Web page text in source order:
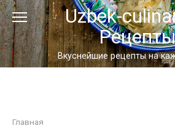
Перейти
к
контенту
Uzbek-
Вкуснейшие рецепты на
Главная